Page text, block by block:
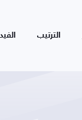
الترتيب